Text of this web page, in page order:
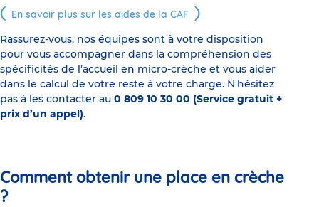
En savoir plus sur les aides de la CAF
Rassurez-vous, nos équipes sont à votre disposition
pour vous accompagner dans la compréhension des
spécificités de l’accueil en micro-crèche et vous aider
dans le calcul de votre reste à votre charge. N'hésitez
pas à les contacter au 0 809 10 30 00 (Service gratuit +
prix d’un appel).
Comment obtenir une place en crèche
?